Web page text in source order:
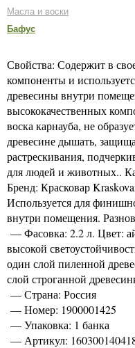
Масла и воски
Бафус
Свойства: Содержит в
компоненты и
древесины внутри
высококачественных
воска карнауба, не
древесине дышать,
растрескивания,
для людей и животных..
Бренд: Красковар
Используется для
внутри помещения.
— Фасовка: 2.2 л. Цвет:
высокой
один слой пиленной
слой строганной
— Страна: Россия
— Номер: 1900001425
— Упаковка: 1 банка
— Артикул: